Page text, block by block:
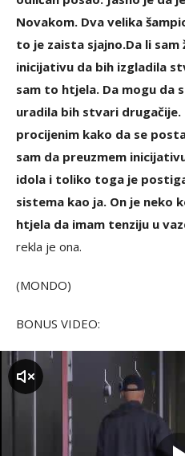
Novakom. Dva velika
to je zaista sjajno.Da li sam
inicijativu da bih izgladila
sam to htjela. Da mogu da
uradila bih stvari drugačije.
procijenim kako da se
sam da preuzmem
idola i toliko toga je
sistema kao ja. On je neko
htjela da imam tenziju u
rekla je ona.
(MONDO)
BONUS VIDEO: